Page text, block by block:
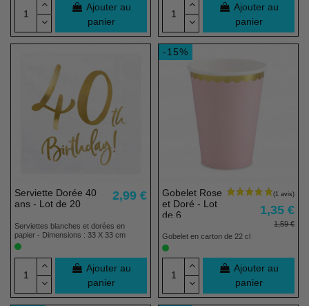
Ajouter au
panier
Ajouter au
panier
Serviette Dorée 40
ans - Lot de 20
2,99 €
Serviettes blanches et dorées en
papier - Dimensions : 33 X 33 cm
Ajouter au
panier
-15%
Gobelet Rose
et Doré - Lot
de 6
1,35 €
1,59 €
Gobelet en carton de 22 cl
Ajouter au
panier